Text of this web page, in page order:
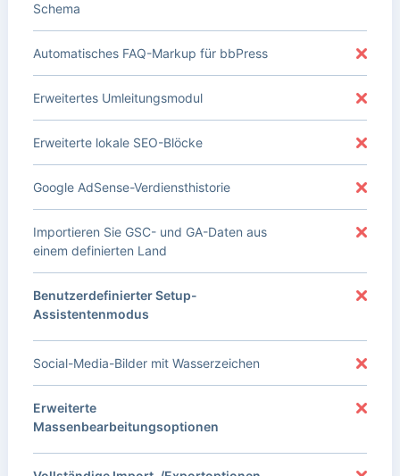
Schema
Automatisches FAQ-Markup für bbPress
Erweitertes Umleitungsmodul
Erweiterte lokale SEO-Blöcke
Google AdSense-Verdiensthistorie
Importieren Sie GSC- und GA-Daten aus
einem definierten Land
Benutzerdefinierter Setup-
Assistentenmodus
Social-Media-Bilder mit Wasserzeichen
Erweiterte
Massenbearbeitungsoptionen